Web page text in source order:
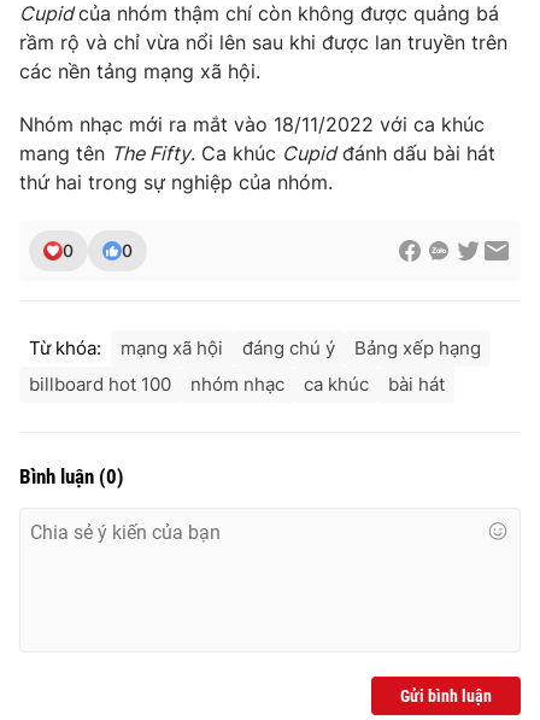
Thị trường
Tư vấn
Lịch phát sóng
Emagazine Podcast
VTV Money VTV Thể thao
Cupidcủa nhóm thậm chí còn không được quảng bá
rầm rộ và chỉ vừa nổi lên sau khi được lan truyền trên
các nền tảng mạng xã hội.
Nhóm nhạc mới ra mắt vào 18/11/2022 với ca khúc
mang tên The Fifty. Ca khúc Cupidđánh dấu bài hát
thứ hai trong sự nghiệp của nhóm.
0 0
Từ khóa: mạng xã hội đáng chú ý
Bảng xếp hạng
billboard hot 100
nhóm nhạc ca khúc bài hát
Bình luận (0)
Gửi bình luận